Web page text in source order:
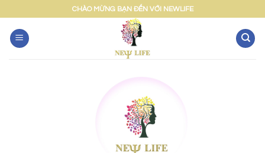
content
CHÀO MỪNG BẠN ĐẾN VỚI NEWLIFE